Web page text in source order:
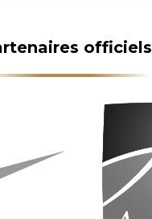
officiels